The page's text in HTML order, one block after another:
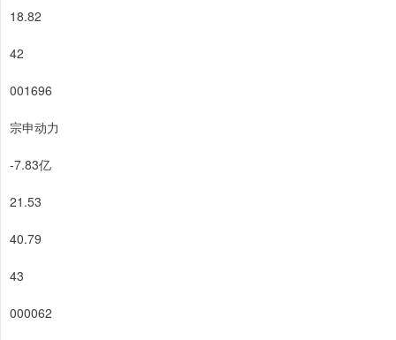
18.82
42
001696
宗申动力
-7.83亿
21.53
40.79
43
000062